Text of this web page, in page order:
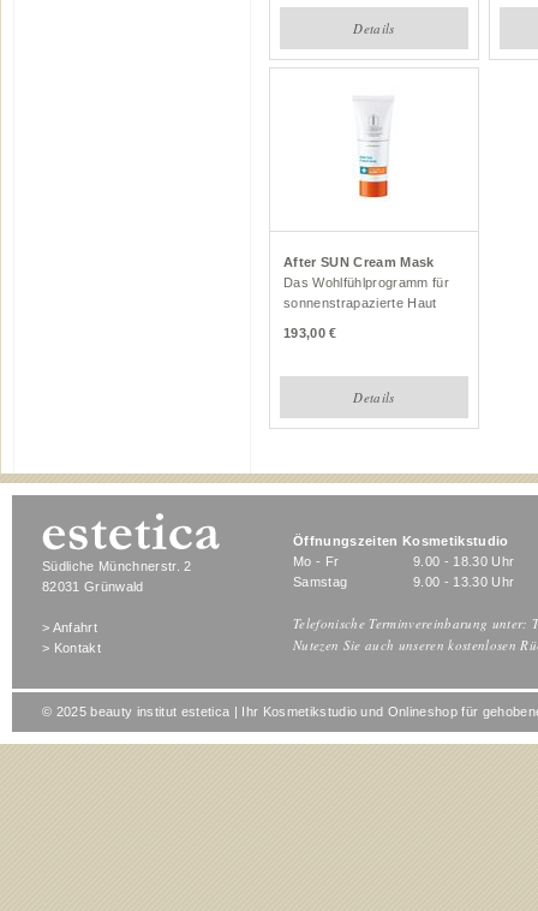
Details
After SUN Cream Mask
Das Wohlfühlprogramm für
sonnenstrapazierte Haut
193,00
Details
Südliche Münchnerstr. 2
82031 Grünwald
> Anfahrt
> Kontakt
Öffnungszeiten Kosmetikstudio
Mo - Fr
9.00 - 18.30 Uhr
Samstag
9.00 - 13.30 Uhr
Telefonische Terminvereinbarung unter:
Nutezen Sie auch unseren kostenlosen
© 2025 beauty institut estetica | Ihr Kosmetikstudio und Onlineshop für